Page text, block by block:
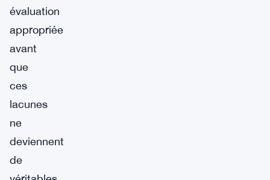
évaluation
appropriée
avant
que
ces
lacunes
ne
deviennent
de